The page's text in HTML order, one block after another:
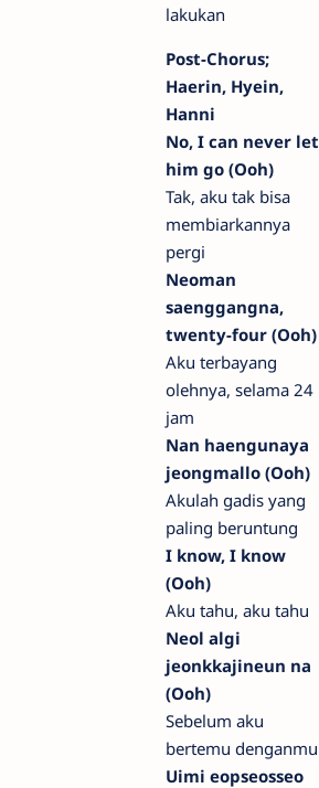
lakukan
Post-Chorus;
Haerin, Hyein,
Hanni
No, I can never let
him go (Ooh)
Tak, aku tak bisa
membiarkannya
pergi
Neoman
saenggangna,
twenty-four (Ooh)
Aku terbayang
olehnya, selama 24
jam
Nan haengunaya
jeongmallo (Ooh)
Akulah gadis yang
paling beruntung
I know, I know
(Ooh)
Aku tahu, aku tahu
Neol algi
jeonkkajineun na
(Ooh)
Sebelum aku
bertemu denganmu
Uimi eopseosseo